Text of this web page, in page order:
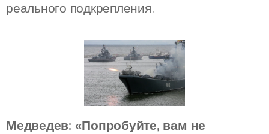
реального подкрепления.
Медведев: «Попробуйте, вам не